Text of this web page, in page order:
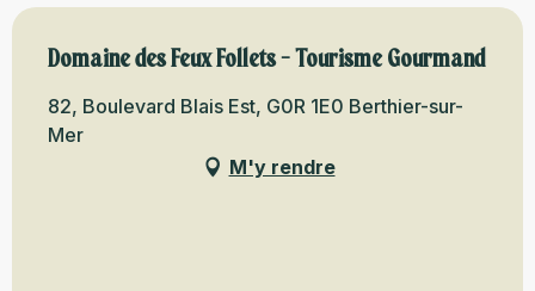
Domaine des Feux Follets - Tourisme Gourmand
82, Boulevard Blais Est, G0R 1E0 Berthier-sur-
Mer
M'y rendre